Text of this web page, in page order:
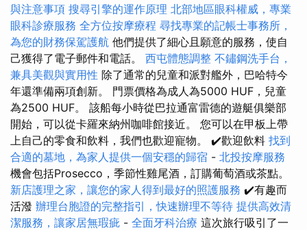
與注意事項 搜尋引擎的運作原理 北部地區眼科權威，專業
眼科診療服務 全方位按摩療程 尋找專業的記帳士事務所，
為您的財務保駕護航 他們提供了細心且願意的服務，使自
己獲得了電子郵件和電話。 西屯體態調整 不鏽鋼洗手台，
兼具美觀與實用性 除了通常的兒童和派對艦外，巴哈特今
年還準備兩項創新。 門票價格為成人為5000 HUF，兒童
為2500 HUF。 該船每小時從巴拉通富雷德的遊艇俱樂部
開始，可以從卡羅來納州咖啡館接近。 您可以在甲板上帶
上自己的零食和飲料，我們也歡迎寵物。 ✔️歡迎飲料 找到
合適的墓地，為家人提供一個安穩的歸宿 - 北投按摩服務
機會包括Prosecco，季節性雞尾酒，訂購葡萄酒或茶點。
新店護理之家，讓您的家人得到最好的照護服務 ✔️有趣而
活潑 辦理台胞證的完整指引，快速辦理不等待 提供高效清
潔服務，讓家居無瑕疵 - 全面牙科治療 這次旅行吸引了一